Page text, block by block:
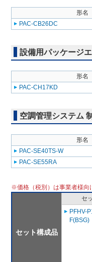
形名
PAC-CB26DC
設備用パッケージ
形名
PAC-CH17KD
空調管理システム
形名
PAC-SE40TS-W
PAC-SE55RA
※価格（税別）は事業者様向
セット構成品
セ
PFHV-
F(BSG)